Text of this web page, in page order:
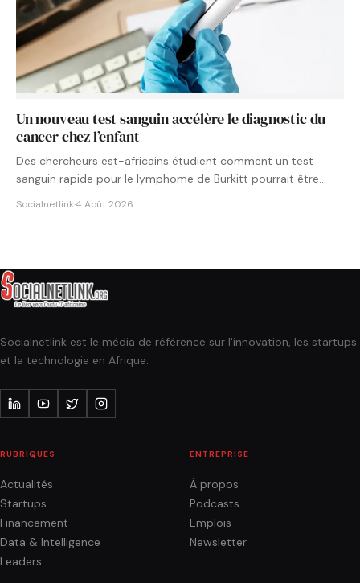
Un nouveau test sanguin accélère le diagnostic du
cancer chez l’enfant
Des chercheurs est-africains étudient comment un test
sanguin rapide pour le lymphome de Burkitt pourrait être
Socialnetlink·4 Août 2026
Socialnetlink est le média de référence sur l'innovation, les startups
et la technologie en Afrique.
RUBRIQUES
Actualités
Startups
Financement
Data & Intelligence
Leaders
ENTREPRISE
À propos
Podcasts
Emplois
Newsletter